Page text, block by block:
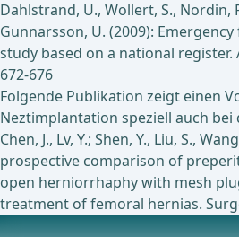
Dahlstrand, U., Wollert, S., Nordin,
Gunnarsson, U. (2009):
study based on a national register.
672-676
Folgende Publikation zeigt einen
Neztimplantation speziell auch bei
Chen, J., Lv, Y.; Shen, Y., Liu, S.,
prospective comparison of
open herniorrhaphy with mesh
treatment of femoral hernias.
Aktuell laufende Studien zu